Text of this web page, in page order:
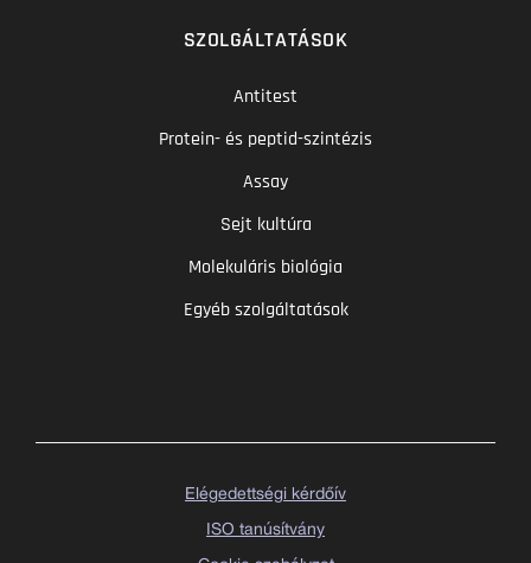
SZOLGÁLTATÁSOK
Antitest
Protein- és peptid-szintézis
Assay
Sejt kultúra
Molekuláris biológia
Egyéb szolgáltatások
Elégedettségi kérdőív
ISO tanúsítvány